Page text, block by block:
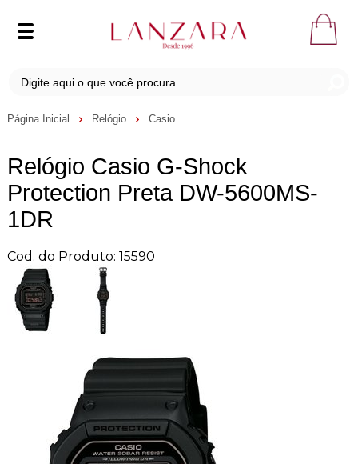
Página Inicial Relógio Casio
Relógio Casio G-Shock
Protection Preta DW-5600MS-
1DR
Cod. do Produto: 15590